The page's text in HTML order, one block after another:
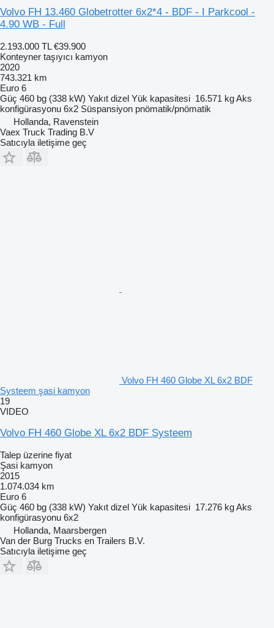
Volvo FH 13.460 Globetrotter 6x2*4 - BDF - I Parkcool -
4.90 WB - Full
2.193.000 TL €39.900
Konteyner taşıyıcı kamyon
2020
743.321 km
Euro 6
Güç 460 bg (338 kW) Yakıt dizel Yük kapasitesi 16.571 kgAks
konfigürasyonu 6x2 Süspansiyon pnömatik/pnömatik
Hollanda, Ravenstein
Vaex Truck Trading B.V
Satıcıyla iletişime geç
Volvo FH 460 Globe XL 6x2 BDF
Systeem şasi kamyon
19
VIDEO
Volvo FH 460 Globe XL 6x2 BDF Systeem
Talep üzerine fiyat
Şasi kamyon
2015
1.074.034 km
Euro 6
Güç 460 bg (338 kW) Yakıt dizel Yük kapasitesi 17.276 kgAks
konfigürasyonu 6x2
Hollanda, Maarsbergen
Van der Burg Trucks en Trailers B.V.
Satıcıyla iletişime geç